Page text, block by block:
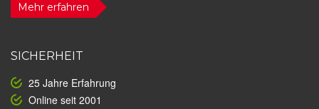
Mehr erfahren
SICHERHEIT
25 Jahre Erfahrung
Online seit 2001